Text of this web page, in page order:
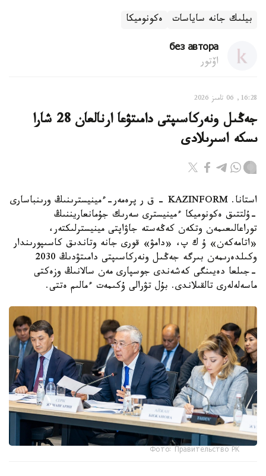
بيلىك جانە ساياسات ەكونوميكا
без автора
اۆتور
16:28, 06 تامىز 2026
جەڭىل ونەركاسىپتى دامىتۋعا ارنالعان 28 شارا
ىسكە اسىرىلادى
استانا. KAZINFORM - ق ر پرەمەر-ءمينيسترىنىڭ ورىنباسارى
-ۇلتتىق ەكونوميكا ءمينيسترى سەرىك جۇمانعاريننىڭ
توراعالىعىمەن وتكەن كەڭەستە جاۋاپتى مينيسترلىكتەر،
«اتامەكەن» ۇ ك پ، «دامۋ» قورى جانە وتاندىق كاسىپورىندار
وكىلدەرىمەن بىرگە جەڭىل ونەركاسىپتى دامىتۋدىڭ 2030
-جىلعا دەيىنگى كەشەندى جوسپارى مەن سالانىڭ وزەكتى
ماسەلەلەرى تالقىلاندى. بۇل تۋرالى ۇكىمەت ءمالىم ەتتى.
Фото: Правительство РК